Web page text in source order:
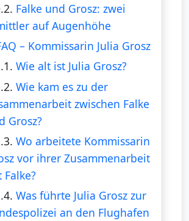
Falke und Grosz: zwei
auf Augenhöhe
– Kommissarin Julia Grosz
Wie alt ist Julia Grosz?
Wie kam es zu der
zwischen Falke
Grosz?
Wo arbeitete Kommissarin
vor ihrer Zusammenarbeit
Falke?
Was führte Julia Grosz zur
an den Flughafen